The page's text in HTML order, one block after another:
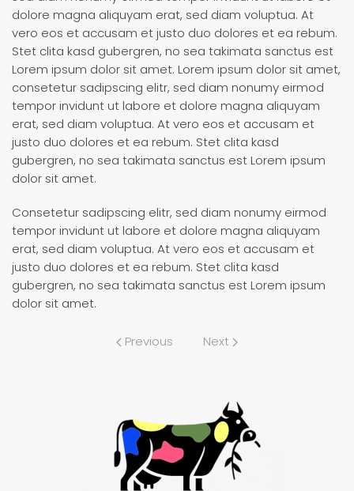
dolore magna aliquyam erat, sed diam voluptua. At
vero eos et accusam et justo duo dolores et ea rebum.
Stet clita kasd gubergren, no sea takimata sanctus est
Lorem ipsum dolor sit amet. Lorem ipsum dolor sit amet,
consetetur sadipscing elitr, sed diam nonumy eirmod
tempor invidunt ut labore et dolore magna aliquyam
erat, sed diam voluptua. At vero eos et accusam et
justo duo dolores et ea rebum. Stet clita kasd
gubergren, no sea takimata sanctus est Lorem ipsum
dolor sit amet.
Consetetur sadipscing elitr, sed diam nonumy eirmod
tempor invidunt ut labore et dolore magna aliquyam
erat, sed diam voluptua. At vero eos et accusam et
justo duo dolores et ea rebum. Stet clita kasd
gubergren, no sea takimata sanctus est Lorem ipsum
dolor sit amet.
Previous Next